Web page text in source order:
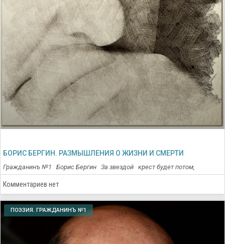
БОРИС БЕРГИН. РАЗМЫШЛЕНИЯ О ЖИЗНИ И СМЕРТИ
Гражданинъ №1 Борис Бергин За звездой крест будет потом,
Комментариев нет
ПОЭЗИЯ. ГРАЖДАНИНЪ №1